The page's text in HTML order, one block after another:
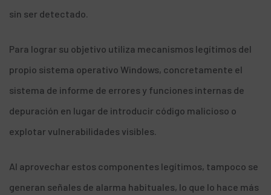
sin ser detectado.
Para lograr su objetivo utiliza mecanismos legítimos del
propio sistema operativo Windows, concretamente el
sistema de informe de errores y funciones internas de
depuración en lugar de introducir código malicioso o
explotar vulnerabilidades visibles.
Al aprovechar estos componentes legítimos, tampoco se
generan señales de alarma habituales, lo que lo hace más